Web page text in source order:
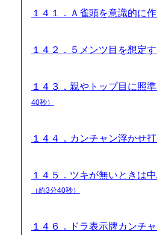
１４１．Ａ雀頭を意識的に
１４２．５メンツ目を想定
１４３．親やトップ目に照
40秒）
１４４．カンチャン浮かせ
１４５．ツキが無いときは
（約3分40秒）
１４６．ドラ表示牌カンチ